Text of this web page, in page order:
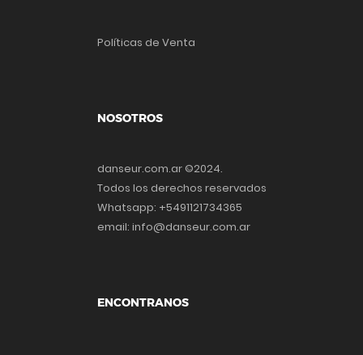
Políticas de Venta
NOSOTROS
danseur.com.ar ©2024.
Todos los derechos reservados
Whatsapp: +5491121734365
email: info@danseur.com.ar
ENCONTRANOS